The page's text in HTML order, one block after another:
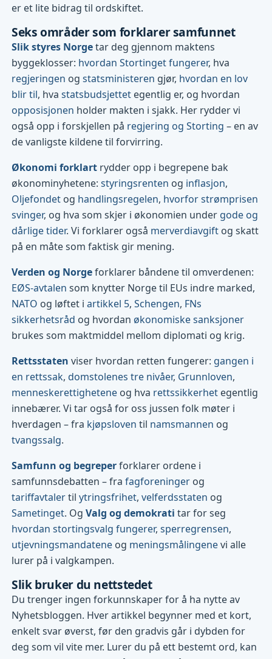
er et lite bidrag til ordskiftet.
Seks områder som forklarer samfunnet
Slik styres Norgetar deg gjennom maktens
byggeklosser: hvordan Stortinget fungerer, hva
regjeringen ogstatsministeren gjør, hvordan en lov
blir til, hvastatsbudsjettet egentlig er, og hvordan
opposisjonen holder makten i sjakk. Her rydder vi
også opp i forskjellen på regjering og Storting – en av
de vanligste kildene til forvirring.
Økonomi forklart rydder opp i begrepene bak
økonominyhetene:styringsrenten og inflasjon,
Oljefondet og handlingsregelen, hvorfor strømprisen
svinger, og hva som skjer i økonomien under gode og
dårlige tider. Vi forklarer også merverdiavgift og skatt
på en måte som faktisk gir mening.
Verden og Norgeforklarer båndene til omverdenen:
EØS-avtalen som knytter Norge til EUs indre marked,
NATO og løftet iartikkel 5,Schengen, FNs
sikkerhetsråd og hvordan økonomiske sanksjoner
brukes som maktmiddel mellom diplomati og krig.
Rettsstaten viser hvordan retten fungerer: gangen i
en rettssak,domstolenes tre nivåer, Grunnloven,
menneskerettighetene og hva rettssikkerhet egentlig
innebærer. Vi tar også for oss jussen folk møter i
hverdagen – fra kjøpsloven til namsmannen og
tvangssalg.
Samfunn og begreperforklarer ordene i
samfunnsdebatten – frafagforeninger og
tariffavtalertilytringsfrihet,velferdsstaten og
Sametinget. OgValg og demokrati tar for seg
hvordan stortingsvalg fungerer,sperregrensen,
utjevningsmandatene og meningsmålingenevi alle
lurer på i valgkampen.
Slik bruker du nettstedet
Du trenger ingen forkunnskaper for å ha nytte av
Nyhetsbloggen. Hver artikkel begynner med et kort,
enkelt svar øverst, før den gradvis går i dybden for
deg som vil vite mer. Lurer du på ett bestemt ord, kan